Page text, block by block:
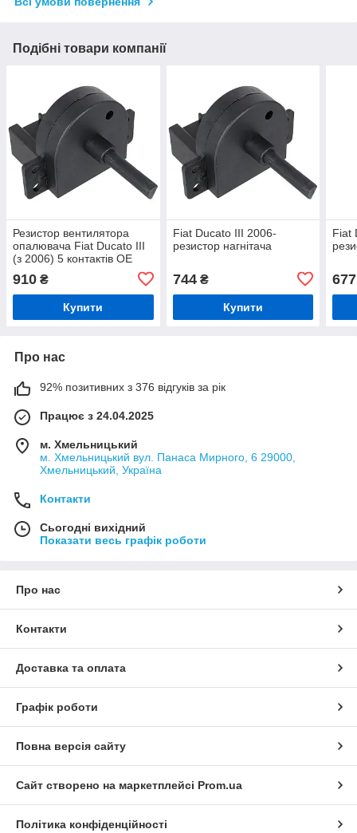
Подібні товари компанії
Резистор вентилятора
опалювача Fiat Ducato III
(з 2006) 5 контактів OE
910 ₴
Купити
Fiat Ducato III 2006-
резистор нагнітача
744₴
Купити
Fiat
677
Про нас
92% позитивних з 376 відгуків за рік
Працює з 24.04.2025
м. Хмельницький
м. Хмельницький вул. Панаса Мирного, 6 29000,
Хмельницький, Україна
Контакти
Сьогодні вихідний
Показати весь графік роботи
Про нас
Контакти
Доставка та оплата
Графік роботи
Повна версія сайту
Сайт створено на маркетплейсі Prom.ua
Політика конфіденційності